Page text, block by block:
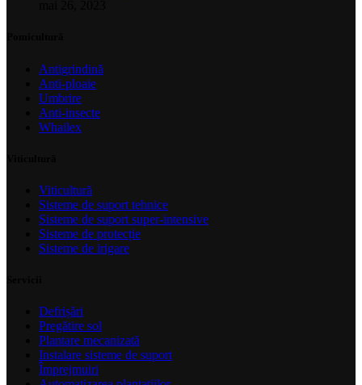
Antigrindină
Anti-ploaie
Umbrire
Anti-insecte
Whailex
Viticultură
Sisteme de suport tehnice
Sisteme de suport super-intensive
Sisteme de protecție
Sisteme de irigare
Defrișări
Pregătire sol
Plantare mecanizată
Instalare sisteme de suport
Împrejmuiri